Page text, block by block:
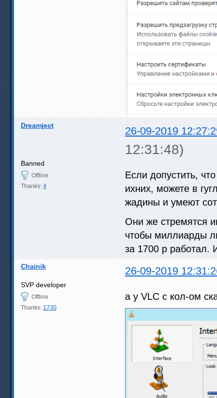
Dreamject 26-09-2019
12:31:48)
Banned
Offline
Thanks: 4
Если допустить,
ихних, можете в
жадины и умеют
Они же стремятся
чтобы миллиарды
за 1700 р работал.
Chainik 26-09-2019
SVP developer
Offline
Thanks: 1730
а у VLC с кол-ом